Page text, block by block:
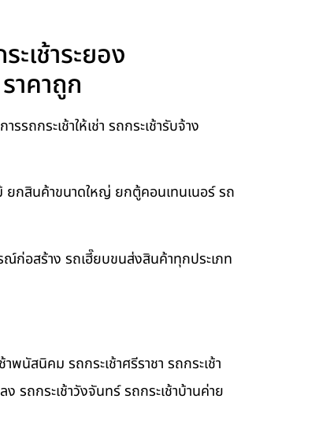
เช้าระยอง
าคาถูก
ถกระเช้าให้เช่า รถกระเช้ารับจ้าง
ยกสินค้าขนาดใหญ่ ยกตู้คอนเทนเนอร์ รถ
ก่อสร้าง รถเฮี๊ยบขนส่งสินค้าทุกประเภท
พนัสนิคม รถกระเช้าศรีราชา รถกระเช้า
ง รถกระเช้าวังจันทร์ รถกระเช้าบ้านค่าย